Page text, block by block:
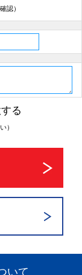
確認）
る
）
いて